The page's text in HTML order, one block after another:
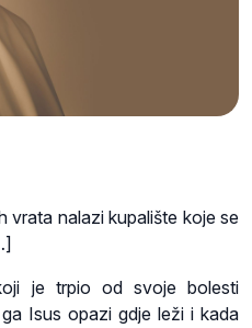
vrata nalazi kupalište koje se
je trpio od svoje bolesti
Isus opazi gdje leži i kada